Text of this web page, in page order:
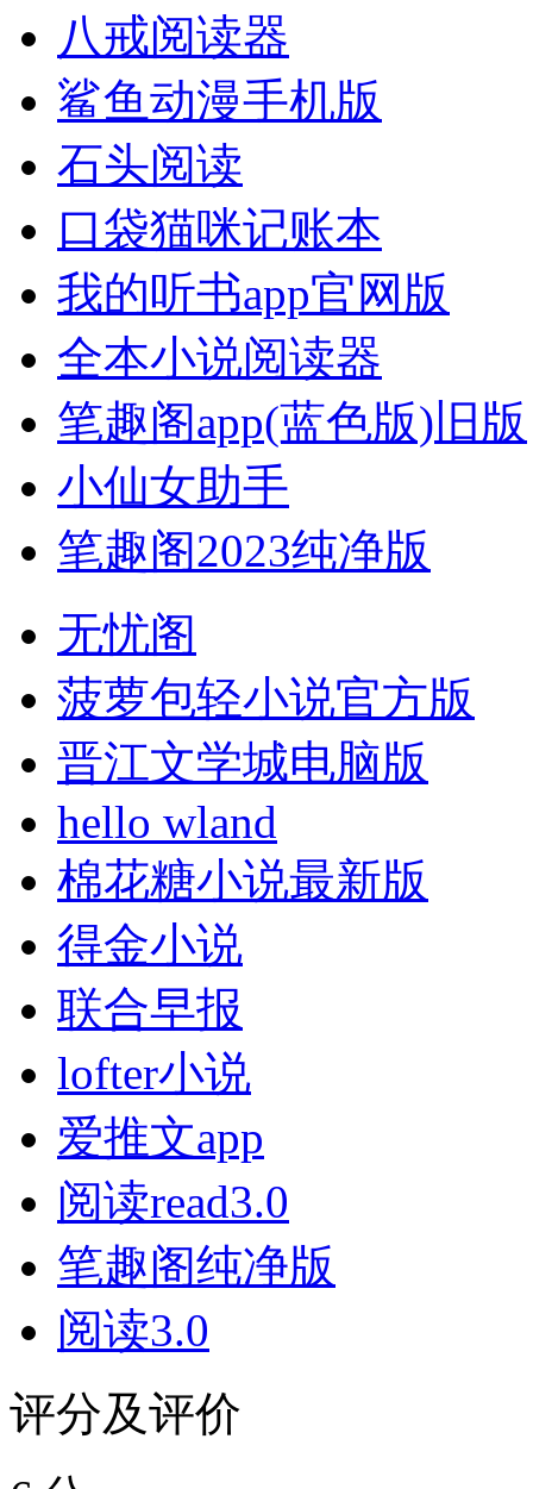
八戒阅读器
鲨鱼动漫手机版
石头阅读
口袋猫咪记账本
我的听书app官网版
全本小说阅读器
笔趣阁app(蓝色版)旧版
小仙女助手
笔趣阁2023纯净版
无忧阁
菠萝包轻小说官方版
晋江文学城电脑版
hello wland
棉花糖小说最新版
得金小说
联合早报
lofter小说
爱推文app
阅读read3.0
笔趣阁纯净版
阅读3.0
评分及评价